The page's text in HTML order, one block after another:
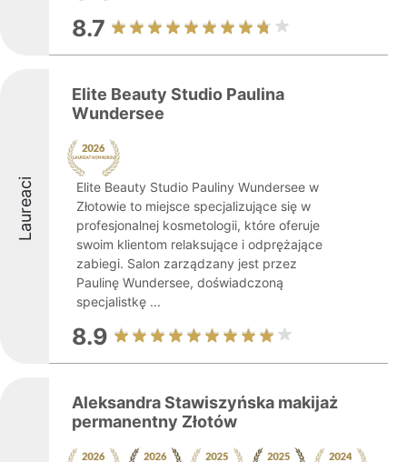
8.7
Laureaci
Elite Beauty Studio Paulina
Wundersee
Elite Beauty Studio Pauliny Wundersee w
Złotowie to miejsce specjalizujące się w
profesjonalnej kosmetologii, które oferuje
swoim klientom relaksujące i odprężające
zabiegi. Salon zarządzany jest przez
Paulinę Wundersee, doświadczoną
specjalistkę ...
8.9
Aleksandra Stawiszyńska makijaż
permanentny Złotów